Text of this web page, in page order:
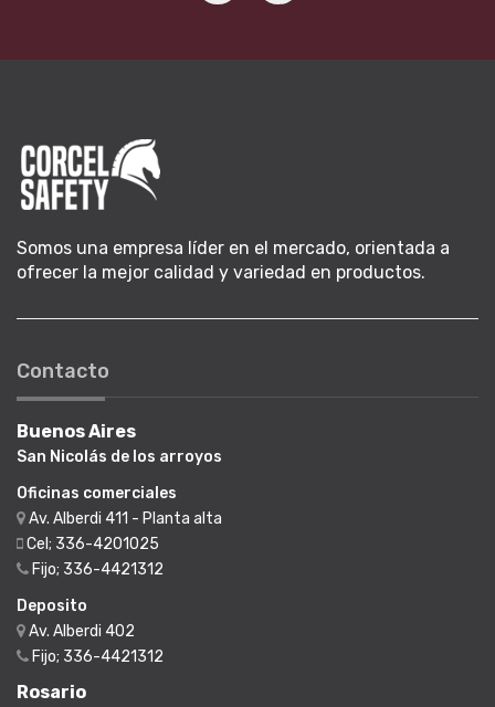
Somos una empresa líder en el mercado, orientada a
ofrecer la mejor calidad y variedad en productos.
Contacto
Buenos Aires
San Nicolás de los arroyos
Oficinas comerciales
Av. Alberdi 411 - Planta alta
Cel; 336-4201025
Fijo; 336-4421312
Deposito
Av. Alberdi 402
Fijo; 336-4421312
Rosario